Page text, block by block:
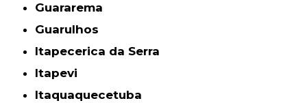
Guararema
Guarulhos
Itapecerica da Serra
Itapevi
Itaquaquecetuba